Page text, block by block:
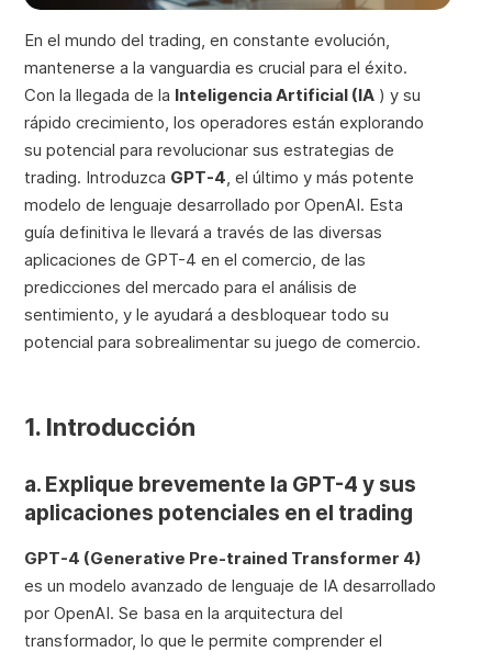
En el mundo del trading, en constante evolución,
mantenerse a la vanguardia es crucial para el éxito.
Con la llegada de la Inteligencia Artificial (IA ) y su
rápido crecimiento, los operadores están explorando
su potencial para revolucionar sus estrategias de
trading. Introduzca GPT-4 , el último y más potente
modelo de lenguaje desarrollado por OpenAI. Esta
guía definitiva le llevará a través de las diversas
aplicaciones de GPT-4 en el comercio, de las
predicciones del mercado para el análisis de
sentimiento, y le ayudará a desbloquear todo su
potencial para sobrealimentar su juego de comercio.
1. Introducción
a. Explique brevemente la GPT-4 y sus
aplicaciones potenciales en el trading
GPT-4 (Generative Pre-trained Transformer 4)
es un modelo avanzado de lenguaje de IA desarrollado
por OpenAI. Se basa en la arquitectura del
transformador, lo que le permite comprender el